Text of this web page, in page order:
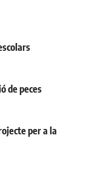
de peces
per a la